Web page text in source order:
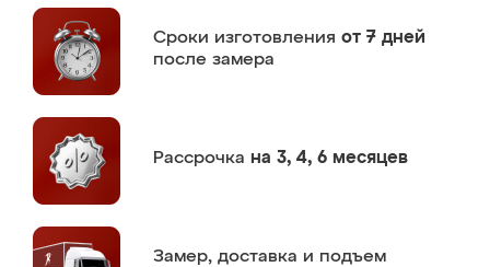
Сроки изготовления от 7 дней
после замера
Рассрочка на 3, 4, 6 месяцев
Замер, доставка и подъем